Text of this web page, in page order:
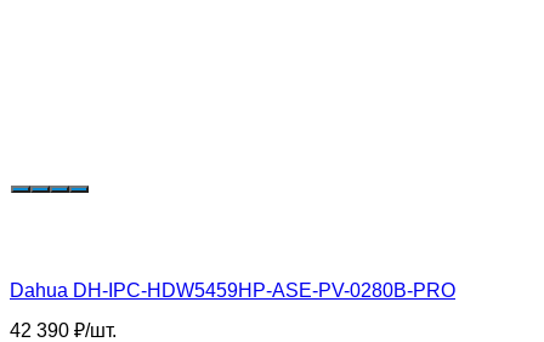
Dahua DH-IPC-HDW5459HP-ASE-PV-0280B-PRO
42 390 ₽/шт.